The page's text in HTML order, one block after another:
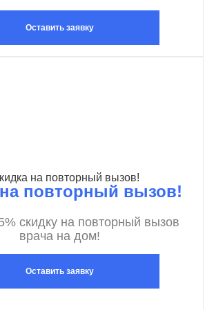
Оставить заявку
повторный вызов!
скидку на повторный вызов
врача на дом!
Оставить заявку